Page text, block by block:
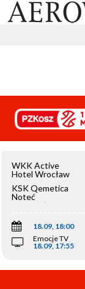
WKK Active
Hotel Wrocław
KSK Qemetica
Noteć
Inowrocław
18.09, 18:00
Emocje TV
18.09, 17:55